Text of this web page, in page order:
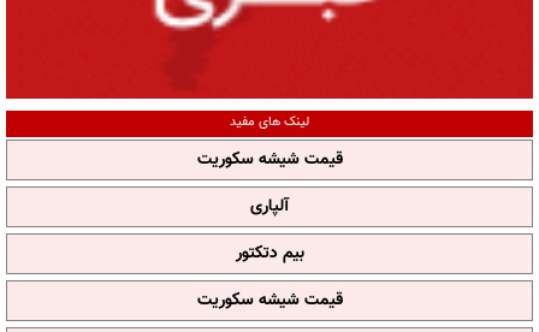
لینک های مفید
قیمت شیشه سکوریت
آلپاری
بیم دتکتور
قیمت شیشه سکوریت